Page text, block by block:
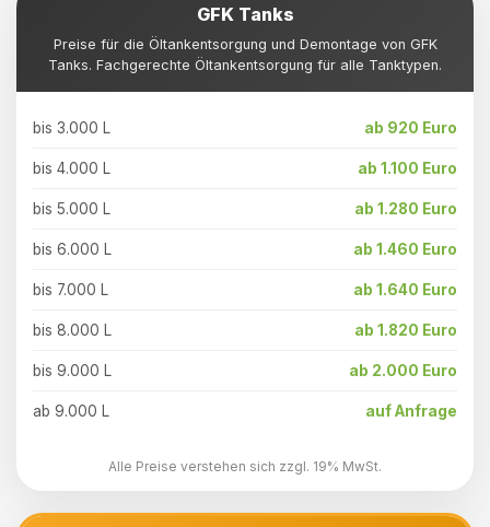
GFK Tanks
Preise für die Öltankentsorgung und Demontage von GFK
Tanks. Fachgerechte Öltankentsorgung für alle Tanktypen.
bis 3.000 L ab 920 Euro
bis 4.000 L ab 1.100 Euro
bis 5.000 L ab 1.280 Euro
bis 6.000 L ab 1.460 Euro
bis 7.000 L ab 1.640 Euro
bis 8.000 L ab 1.820 Euro
bis 9.000 L ab 2.000 Euro
ab 9.000 L auf Anfrage
Alle Preise verstehen sich zzgl. 19% MwSt.